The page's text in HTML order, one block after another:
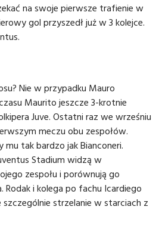
na swoje pierwsze trafienie w
gol przyszedł już w 3 kolejce.
Nie w przypadku Mauro
Maurito jeszcze 3-krotnie
Juve. Ostatni raz we wrześniu
meczu obu zespołów.
mu tak bardzo jak Bianconeri.
Stadium widzą w
zespołu i porównują go
Rodak i kolega po fachu Icardiego
strzelanie w starciach z